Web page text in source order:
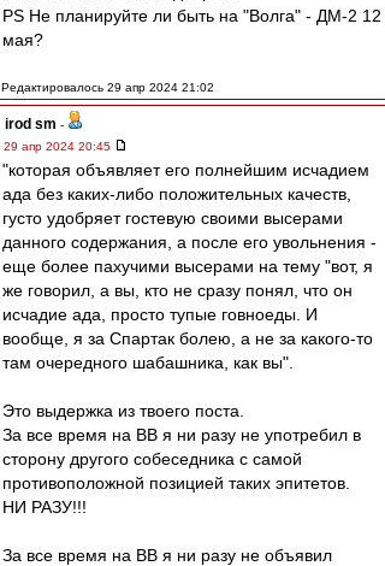
PS Не планируйте ли быть на "Волга" - ДМ-2 12
мая?
Редактировалось 29 апр 2024 21:02
irod sm -
29 апр 2024 20:45
"которая объявляет его полнейшим исчадием
ада без каких-либо положительных качеств,
густо удобряет гостевую своими высерами
данного содержания, а после его увольнения -
еще более пахучими высерами на тему "вот, я
же говорил, а вы, кто не сразу понял, что он
исчадие ада, просто тупые говноеды. И
вообще, я за Спартак болею, а не за какого-то
там очередного шабашника, как вы".
Это выдержка из твоего поста.
За все время на ВВ я ни разу не употребил в
сторону другого собеседника с самой
противоположной позицией таких эпитетов.
НИ РАЗУ!!!
За все время на ВВ я ни разу не объявил